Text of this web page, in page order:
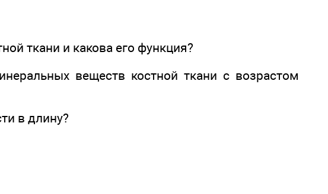
ткани и какова его функция?
веществ костной ткани с возрастом
в длину?